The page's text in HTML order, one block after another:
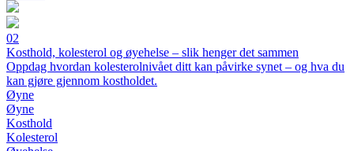
02
Kosthold, kolesterol og øyehelse – slik henger det sammen
Oppdag hvordan kolesterolnivået ditt kan påvirke synet – og hva du
kan gjøre gjennom kostholdet.
Øyne
Øyne
Kosthold
Kolesterol